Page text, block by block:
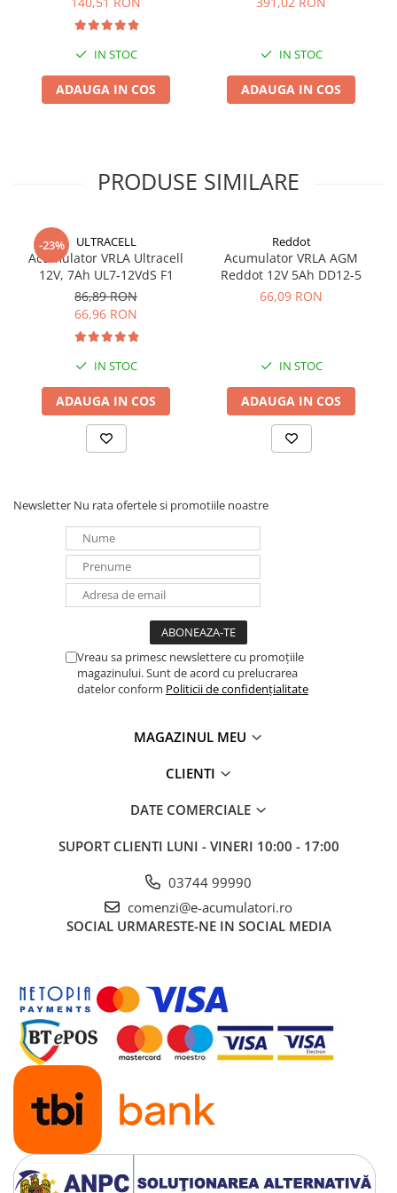
Panouri portabile
Racire/Incalzire
Statii energie portabile
Diverse
Dulapuri pentru cablare
Tablouri electrice
Lumina (Becuri si Lanterne)
Laptop & PC accesorii, baterii,
cabluri USB, prelungitoare USB
Cablu de date si Adaptoare
Solutii solare portabile
Lichidare de stoc
Statii de incarcare EV
Pompe de caldura
IN STOC
ADAUGA IN COS
IN STOC
ADAUGA IN COS
PRODUSE SIMILARE
-23% ULTRACELL
Acumulator VRLA Ultracell
12V, 7Ah UL7-12VdS F1
86,89 RON
66,96 RON
IN STOC
ADAUGA IN COS
Reddot
Acumulator VRLA AGM
Reddot 12V 5Ah DD12-5
66,09 RON
IN STOC
ADAUGA IN COS
Newsletter Nu rata ofertele si promotiile noastre
Vreau sa primesc newslettere cu promoțiile
magazinului. Sunt de acord cu prelucrarea
datelor conform Politicii de confidențialitate
MAGAZINUL MEU
CLIENTI
DATE COMERCIALE
SUPORT CLIENTI LUNI - VINERI 10:00 - 17:00
03744 99990
comenzi@e-acumulatori.ro
SOCIAL URMARESTE-NE IN SOCIAL MEDIA